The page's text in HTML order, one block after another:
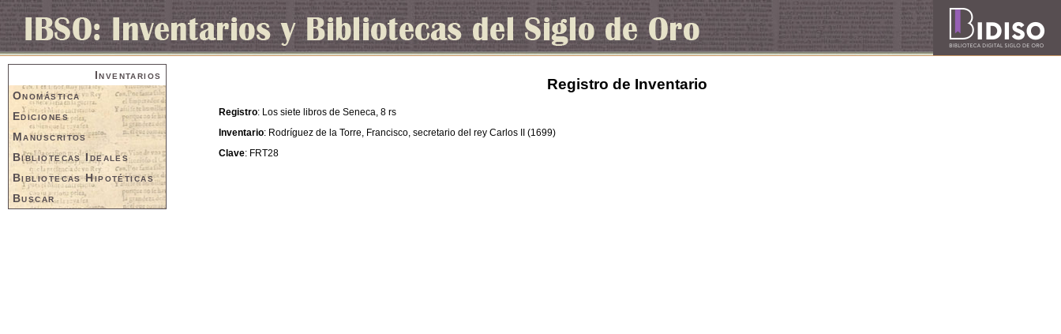
Inventarios
Onomástica
Ediciones
Manuscritos
Bibliotecas Ideales
Bibliotecas Hipotéticas
Buscar
Registro de Inventario
Registro: Los siete libros de Seneca, 8 rs
Inventario: Rodríguez de la Torre, Francisco, secretario del rey Carlos II (1699)
Clave: FRT28